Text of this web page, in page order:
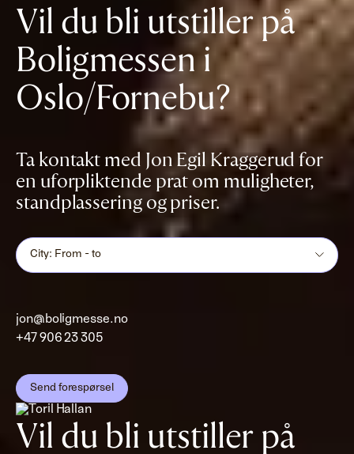
Vil du bli utstiller på
Boligmessen i
Oslo/Fornebu?
Ta kontakt med Jon Egil Kraggerud for
en uforpliktende prat om muligheter,
standplassering og priser.
City: From - to
jon@boligmesse.no
+47 906 23 305
Send forespørsel
Vil du bli utstiller på